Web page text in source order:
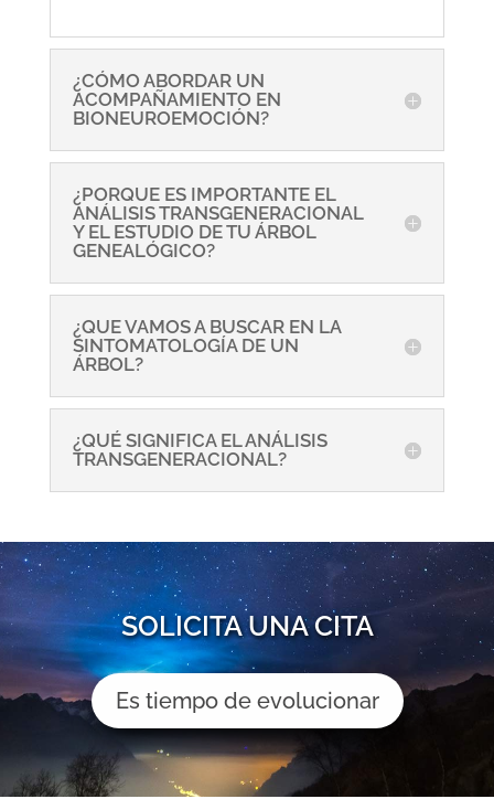
¿CÓMO ABORDAR UN
ACOMPAÑAMIENTO EN
BIONEUROEMOCIÓN?
¿PORQUE ES IMPORTANTE EL
ANÁLISIS TRANSGENERACIONAL
Y EL ESTUDIO DE TU ÁRBOL
GENEALÓGICO?
¿QUE VAMOS A BUSCAR EN LA
SINTOMATOLOGÍA DE UN
ÁRBOL?
¿QUÉ SIGNIFICA EL ANÁLISIS
TRANSGENERACIONAL?
SOLICITA UNA CITA
Es tiempo de evolucionar